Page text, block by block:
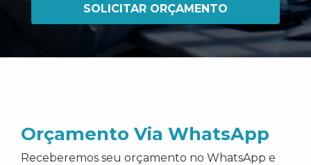
SOLICITAR ORÇAMENTO
Orçamento Via WhatsApp
Receberemos seu orçamento no WhatsApp e